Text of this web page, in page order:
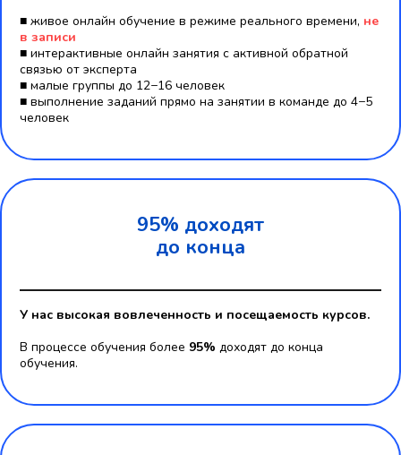
■ живое онлайн обучение в режиме реального времени, не
в записи
■ интерактивные онлайн занятия c активной обратной
связью от эксперта
■ малые группы до 12−16 человек
■ выполнение заданий прямо на занятии в команде до 4−5
человек
95% доходят
до конца
У нас высокая вовлеченность и посещаемость курсов.
В процессе обучения более 95% доходят до конца
обучения.